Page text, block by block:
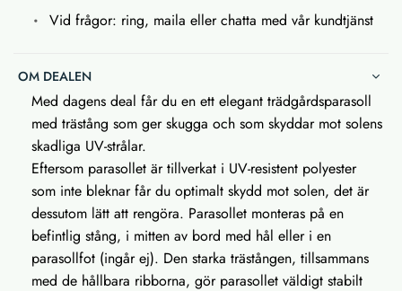
Vid frågor: ring, maila eller chatta med vår kundtjänst
OM DEALEN
Med dagens deal får du en ett elegant trädgårdsparasoll
med trästång som ger skugga och som skyddar mot solens
skadliga UV-strålar.
Eftersom parasollet är tillverkat i UV-resistent polyester
som inte bleknar får du optimalt skydd mot solen, det är
dessutom lätt att rengöra. Parasollet monteras på en
befintlig stång, i mitten av bord med hål eller i en
parasollfot (ingår ej). Den starka trästången, tillsammans
med de hållbara ribborna, gör parasollet väldigt stabilt